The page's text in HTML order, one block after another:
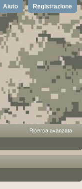
Registrazione
Aiuto
Ricerca avanzata